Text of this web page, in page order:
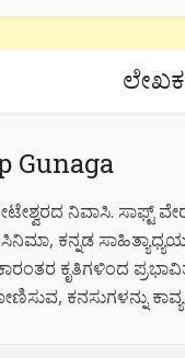
Gunaga
ನಿವಾಸಿ.
ಕನ್ನಡ
ಕೃತಿಗಳಿಂದ
ಕನಸುಗಳನ್ನು